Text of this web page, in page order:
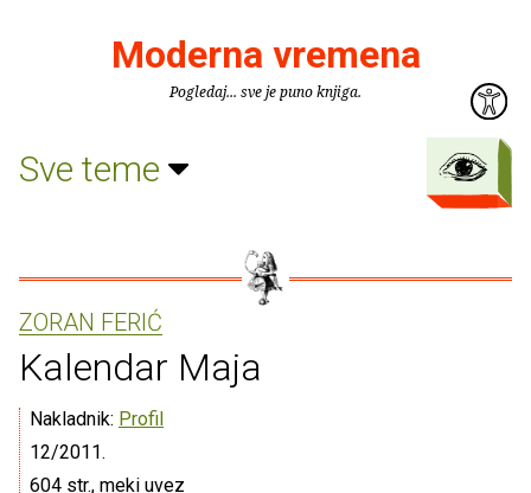
Moderna vremena
Pogledaj... sve je puno knjiga.
Sve teme
ZORAN FERIĆ
Kalendar Maja
Nakladnik: Profil
12/2011.
604 str., meki uvez